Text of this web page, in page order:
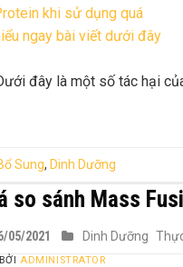
đây là một số tác hại
Sung, Dinh Dưỡng
so sánh Mass
05/2021 Dinh Dưỡng
BỞIADMINISTRATOR